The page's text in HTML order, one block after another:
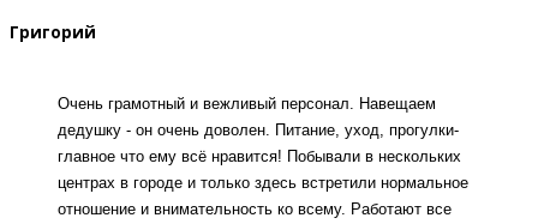
Григорий
Очень грамотный и вежливый персонал. Навещаем
дедушку - он очень доволен. Питание, уход, прогулки-
главное что ему всё нравится! Побывали в нескольких
центрах в городе и только здесь встретили нормальное
отношение и внимательность ко всему. Работают все